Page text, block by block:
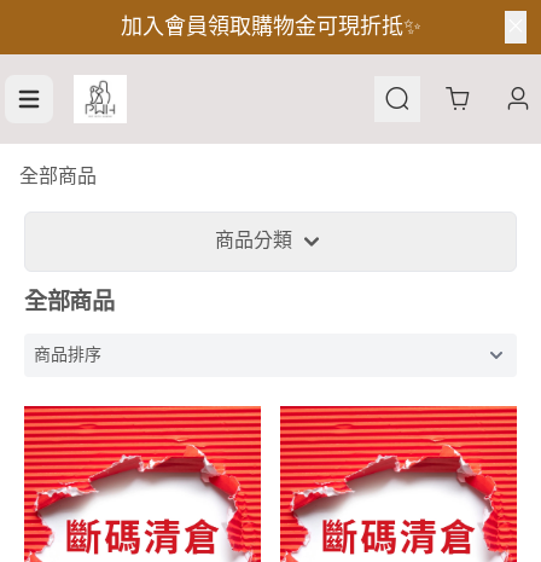
加入會員領取購物金可現折抵✨
Cart
全部商品
商品分類
全部商品
之寶 毛孩最愛